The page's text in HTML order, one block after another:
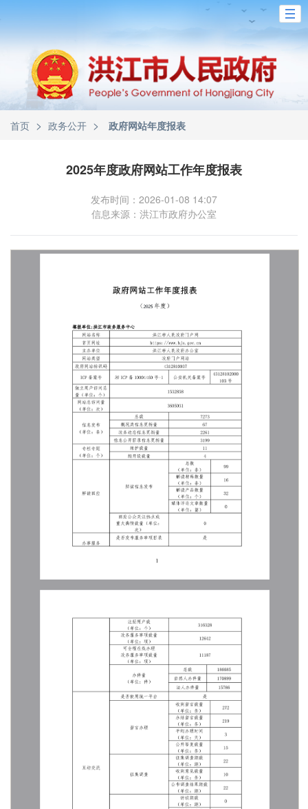
首页 > 政务公开 > 政府网站年度报表
2025年度政府网站工作年度报表
发布时间：2026-01-08 14:07
信息来源：洪江市政府办公室